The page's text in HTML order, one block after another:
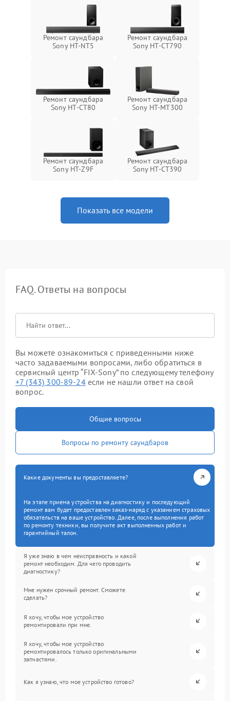
Ремонт саундбара
Sony HT-NT5
Ремонт саундбара
Sony HT-CT790
Ремонт саундбара
Sony HT-CT80
Ремонт саундбара
Sony HT-MT300
Ремонт саундбара
Sony HT-Z9F
Ремонт саундбара
Sony HT-CT390
Показать все модели
FAQ. Ответы на вопросы
Вы можете ознакомиться с приведенными ниже
часто задаваемыми вопросами, либо обратиться в
сервисный центр “FIX-Sony” по следующему телефону
+7 (343) 300-89-24если не нашли ответ на свой
вопрос.
Общие вопросы
Вопросы по ремонту саундбаров
Какие документы вы предоставляете?
На этапе приема устройства на диагностику и последующий
ремонт вам будет предоставлен заказ-наряд с указанием страховых
обязательств на ваше устройство. Далее, после выполнения работ
по ремонту техники, вы получите акт выполненных работ и
гарантийный талон.
Я уже знаю в чем неисправность и какой
ремонт необходим. Для чего проводить
диагностику?
Мне нужен срочный ремонт. Сможете
сделать?
Я хочу, чтобы мое устройство
ремонтировали при мне.
Я хочу, чтобы мое устройство
ремонтировалось только оригинальными
запчастями.
Как я узнаю, что мое устройство готово?